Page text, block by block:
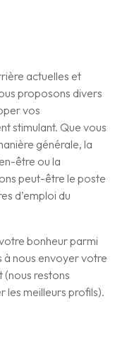
actuelles et
proposons divers
vos
stimulant. Que vous
générale, la
être ou la
peut-être le poste
d’emploi du
bonheur parmi
à nous envoyer votre
(nous restons
les meilleurs profils).